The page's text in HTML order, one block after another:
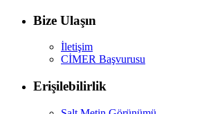
Bize Ulaşın
İletişim
CİMER Başvurusu
Erişilebilirlik